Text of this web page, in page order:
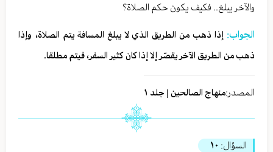
والآخر يبلغ.. فكيف يكون حكم الصلاة؟
الجواب: إذا ذهب من الطريق الذي لا يبلغ المسافة يتم الصلاة، وإذا
ذهب من الطريق الآخر يقصّر إلا إذا كان كثير السفر، فيتم مطلقا.
المصدر:منهاج الصالحين | جلد ١
السؤال: ١٠